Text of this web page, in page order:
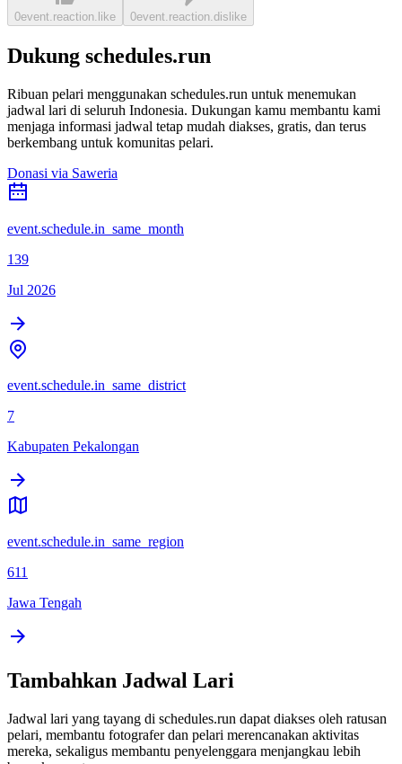
0event.reaction.like 0event.reaction.dislike
Dukung schedules.run
Ribuan pelari menggunakan schedules.run untuk menemukan
jadwal lari di seluruh Indonesia. Dukungan kamu membantu kami
menjaga informasi jadwal tetap mudah diakses, gratis, dan terus
berkembang untuk komunitas pelari.
Donasi via Saweria
event.schedule.in_same_month
139
Jul 2026
event.schedule.in_same_district
7
Kabupaten Pekalongan
event.schedule.in_same_region
611
Jawa Tengah
Tambahkan Jadwal Lari
Jadwal lari yang tayang di schedules.run dapat diakses oleh ratusan
pelari, membantu fotografer dan pelari merencanakan aktivitas
mereka, sekaligus membantu penyelenggara menjangkau lebih